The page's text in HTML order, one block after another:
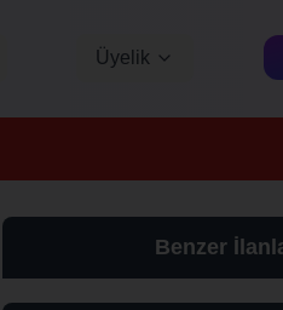
Üyelik
Benzer